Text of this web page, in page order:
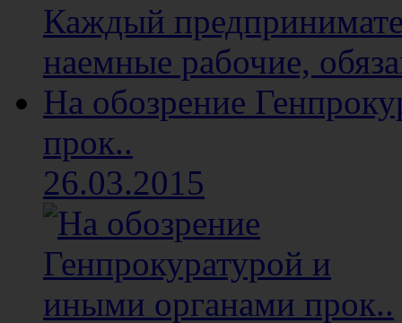
Каждый
наемные рабочие,
На обозрение
прок..
26.03.2015